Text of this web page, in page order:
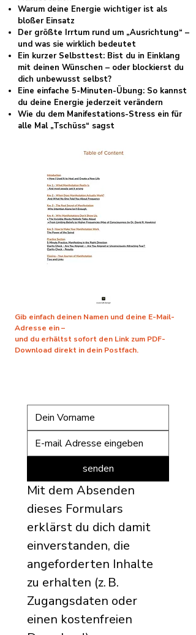
Warum deine Energie wichtiger ist als
bloßer Einsatz
Der größte Irrtum rund um „Ausrichtung“ –
und was sie wirklich bedeutet
Ein kurzer Selbsttest: Bist du in Einklang
mit deinen Wünschen – oder blockierst du
dich unbewusst selbst?
Eine einfache 5-Minuten-Übung: So kannst
du deine Energie jederzeit verändern
Wie du dem Manifestations-Stress ein für
alle Mal „Tschüss“ sagst
Gib einfach deinen Namen und deine E-Mail-
Adresse ein –
und du erhältst sofort den Link zum PDF-
Download direkt in dein Postfach.
senden
Mit dem Absenden
dieses Formulars
erklärst du dich damit
einverstanden, die
angeforderten Inhalte
zu erhalten (z. B.
Zugangsdaten oder
einen kostenfreien